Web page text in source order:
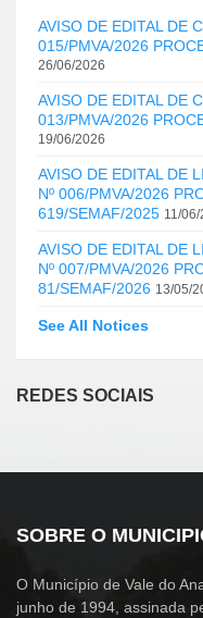
AVISO DE EDITAL DE
015/PMVA/2026
26/06/2026
AVISO DE EDITAL DE
013/PMVA/2026
19/06/2026
AVISO DE EDITAL DE
Nº 006/PMVA/2026
619/SEMAF/2025 11/
AVISO DE EDITAL DE
Nº 007/PMVA/2026
81/SEMAF/2026 13/05/
See All Notices
REDES SOCIAIS
SOBRE O
O Município de Vale do
junho de 1994, assinada